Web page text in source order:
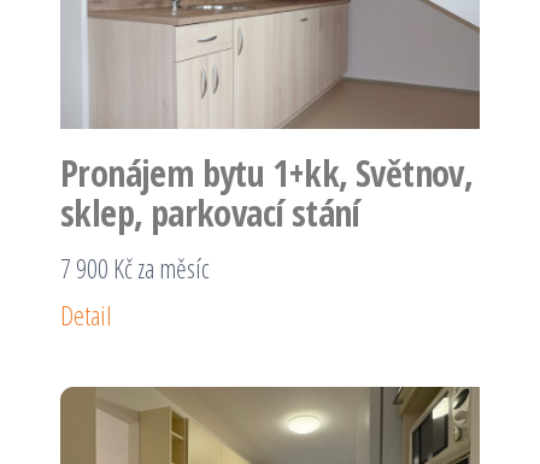
Pronájem bytu 1+kk, Světnov,
sklep, parkovací stání
7 900 Kč za měsíc
Detail